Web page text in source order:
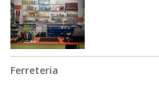
Ferreteria